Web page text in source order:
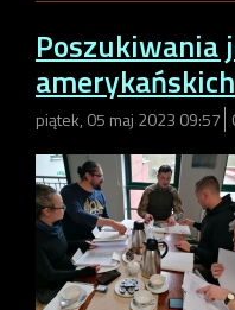
Poszukiwania
amerykańskich
piątek, 05 maj 2023 09:57